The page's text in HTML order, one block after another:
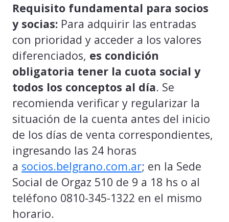
Requisito fundamental para socios
y socias: Para adquirir las entradas
con prioridad y acceder a los valores
diferenciados, es condición
obligatoria tener la cuota social y
todos los conceptos al día. Se
recomienda verificar y regularizar la
situación de la cuenta antes del inicio
de los días de venta correspondientes,
ingresando las 24 horas
a socios.belgrano.com.ar; en la Sede
Social de Orgaz 510 de 9 a 18 hs o al
teléfono 0810-345-1322 en el mismo
horario.